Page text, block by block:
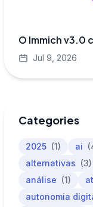
O Immich v3.0
Jul 9, 2026
Categories
2025 (1) ai
alternativas (3)
análise (1)
autonomia